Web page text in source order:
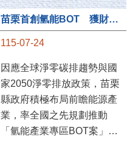
苗栗首創氫能BOT 獲財政部「突破之翼」肯定
115-07-24
因應全球淨零碳排趨勢與國
家2050淨零排放政策，苗栗
縣政府積極布局前瞻能源產
業，率全國之先規劃推動
「氫能產業專區BOT案」，